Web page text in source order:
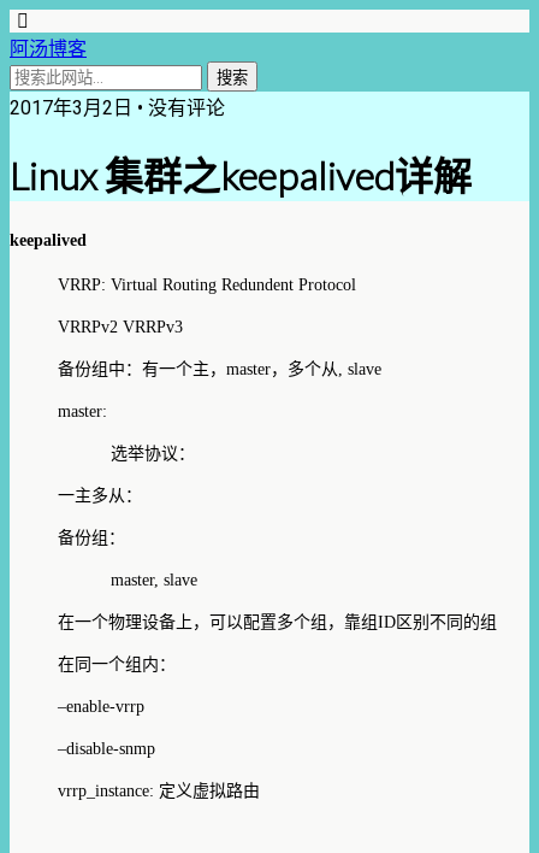
阿汤博客
2017年3月2日 • 没有评论
Linux 集群之keepalived详解
keepalived
VRRP: Virtual Routing Redundent Protocol
VRRPv2 VRRPv3
备份组中：有一个主，master，多个从, slave
master:
选举协议：
一主多从：
备份组：
master, slave
在一个物理设备上，可以配置多个组，靠组ID区别不同的组
在同一个组内：
–enable-vrrp
–disable-snmp
vrrp_instance: 定义虚拟路由